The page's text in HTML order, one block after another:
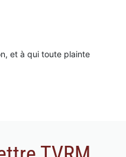
et à qui toute plainte